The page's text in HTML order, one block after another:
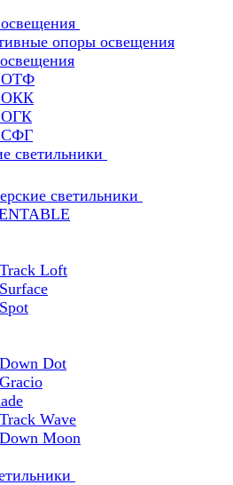
опоры освещения
ОТФ
ОКК
светильники
светильники
Loft
Dot
Wave
Moon